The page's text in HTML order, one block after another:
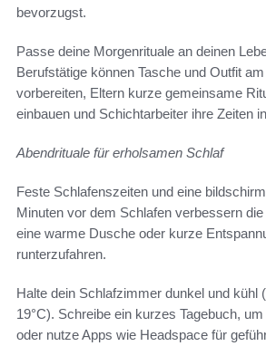
bevorzugst.
Passe deine Morgenrituale an deinen
Berufstätige können Tasche und Outfit
vorbereiten, Eltern kurze gemeinsame
einbauen und Schichtarbeiter ihre Zeiten
Abendrituale für erholsamen Schlaf
Feste Schlafenszeiten und eine
Minuten vor dem Schlafen verbessern
eine warme Dusche oder kurze
runterzufahren.
Halte dein Schlafzimmer dunkel und kühl
19°C). Schreibe ein kurzes Tagebuch,
oder nutze Apps wie Headspace für